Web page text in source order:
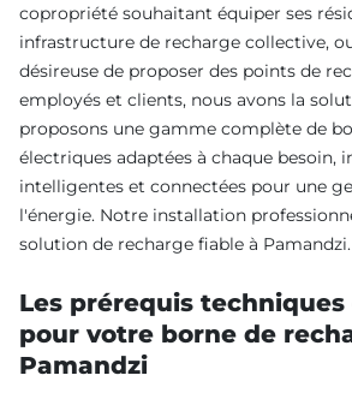
copropriété souhaitant équiper ses
infrastructure de recharge collective,
désireuse de proposer des points de
employés et clients, nous avons la
proposons une gamme complète de
électriques adaptées à chaque besoin,
intelligentes et connectées pour une
l'énergie. Notre installation
solution de recharge fiable à Pamandzi.
Les prérequis
pour votre borne de
Pamandzi